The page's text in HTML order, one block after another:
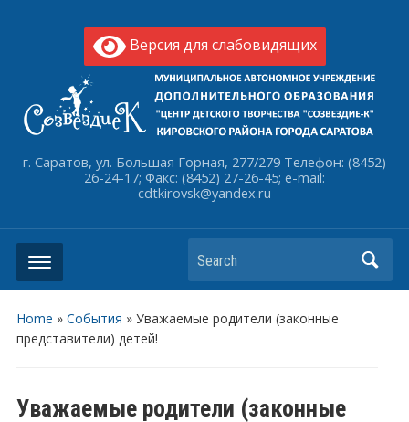
Версия для слабовидящих
г. Саратов, ул. Большая Горная, 277/279 Телефон: (8452)
26-24-17; Факс: (8452) 27-26-45; e-mail:
cdtkirovsk@yandex.ru
Search
Home » События » Уважаемые родители (законные
представители) детей!
Уважаемые родители (законные